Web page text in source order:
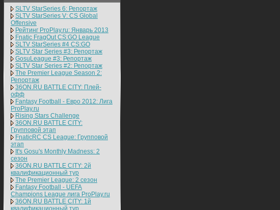
SLTV StarSeries 6: Репортаж
SLTV StarSeries V: CS Global
Offensive
Рейтинг ProPlay.ru: Январь 2013
Fnatic FragOut CS:GO League
SLTV StarSeries #4 CS:GO
SLTV Star Series #3: Репортаж
GosuLeague #3: Репортаж
SLTV Star Series #2: Репортаж
The Premier League Season 2:
Репортаж
36ON.RU BATTLE CITY: Плей-
офф
Fantasy Football - Евро 2012: Лига
ProPlay.ru
Rising Stars Challenge
36ON.RU BATTLE CITY:
Групповой этап
FnaticRC CS League: Групповой
этап
It's Gosu's Monthly Madness: 2
сезон
36ON.RU BATTLE CITY: 2й
квалификационный тур
The Premier League: 2 cезон
Fantasy Football - UEFA
Champions League лига ProPlay.ru
36ON.RU BATTLE CITY: 1й
квалификационный тур